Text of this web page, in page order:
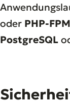
oder PHP-FPM
PostgreSQL